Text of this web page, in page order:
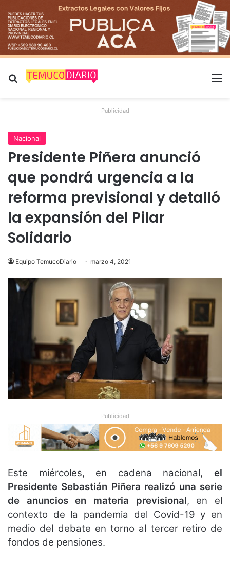
Buscar por
Publicidad
Nacional
Presidente Piñera anunció
que pondrá urgencia a la
reforma previsional y detalló
la expansión del Pilar
Solidario
Equipo TemucoDiario marzo 4, 2021
Publicidad
Este miércoles, en cadena nacional, el
Presidente Sebastián Piñera realizó una serie
de anuncios en materia previsional, en el
contexto de la pandemia del Covid-19 y en
medio del debate en torno al tercer retiro de
fondos de pensiones.